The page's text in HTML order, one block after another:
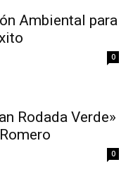
Ambiental para
0
Rodada Verde»
0